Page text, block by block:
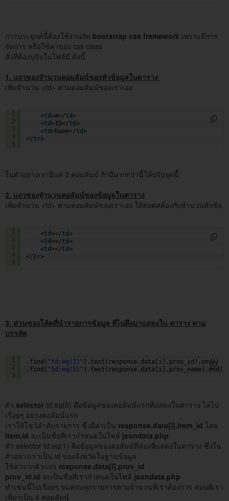
การประยุกต์นี้ต้องใช้งานกับ bootstrap css framework เพราะมีการ
จัดการ หรือใช้ค่าของ css class
สั่งที่ต้องปรับในไฟล์มี ดังนี้
1. แถวของจำนวนคอมลัมน์ของหัวข้อมูลในตาราง
เพิ่มจำนวน <td> ตามคอมลัมน์ของเราเอง
1
2
3
4
5
<td >#</td >
<td >ID</td >
<td >Name</td >
</tr>
ในตัวอย่างเรามีแค่ 3 คอมลัมน์ ถ้ามีมากกว่านี้ให้ปรับจุดนี้
2. แถวของจำนวนคอลัมน์ของข้อมูลในตาราง
เพิ่มจำนวน <td> ตามคอมลัมน์ของเราเอง ให้สอดคล้องกับจำนวนหัวข้อ
1
2
3
4
5
<td ></td >
<td ></td >
<td ></td >
</tr>
3. ส่วนของโค้ดที่นำรายการข้อมูล ทีไปดึงมาแสดงใน ตาราง ตาม
บรรทัด
1
2
3
.find( "td:eq(1)" ).text(response.data[i].prov_id).end()
.find( "td:eq(2)"
ตัว selector td:eq(0) คือข้อมูลของคอลัมน์แรกที่แสดงในตาราง ไล่ไป
เรื่อยๆ อย่างคอลัมน์แรก
เราให้โชว์ลำดับรายการ ซึ่งมีค่าเป็น response.data[i].item_id โดย
item.id จะเป็นชื่อที่เรากำหนดในไฟล์ jsondata.php
ตัว selector td:eq(1) คือข้อมูลของคอลัมน์ที่สองที่แสดงในตาราง ซึ่งใน
ตัวอย่างเราเป็น id ของจังหวัดในฐานข้อมูล
ใช้ค่าจากตัวแปร response.data[i].prov_id
prov_id.id จะเป็นชื่อที่เรากำหนดในไฟล์ jsondata.php
ทำเช่นนี้ไปเรื่อยๆ จนครบทุกรายการตามจำนวนที่เราต้องการ สมมติเรา
เพิ่มาเป็น 4 คอมลัมน์